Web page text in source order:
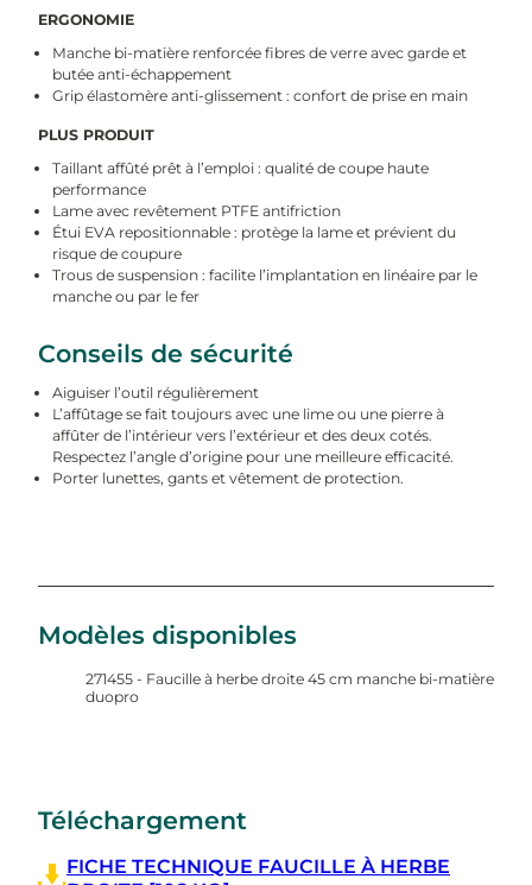
ERGONOMIE
Manche bi-matière renforcée fibres de verre avec garde et
butée anti-échappement
Grip élastomère anti-glissement : confort de prise en main
PLUS PRODUIT
Taillant affûté prêt à l’emploi : qualité de coupe haute
performance
Lame avec revêtement PTFE antifriction
Étui EVA repositionnable : protège la lame et prévient du
risque de coupure
Trous de suspension : facilite l’implantation en linéaire par le
manche ou par le fer
Conseils de sécurité
Aiguiser l’outil régulièrement
L’affûtage se fait toujours avec une lime ou une pierre à
affûter de l’intérieur vers l’extérieur et des deux cotés.
Respectez l’angle d’origine pour une meilleure efficacité.
Porter lunettes, gants et vêtement de protection.
Modèles disponibles
271455 - Faucille à herbe droite 45 cm manche bi-matière
duopro
Téléchargement
FICHE TECHNIQUE FAUCILLE À HERBE